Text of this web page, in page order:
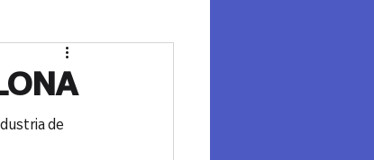
de